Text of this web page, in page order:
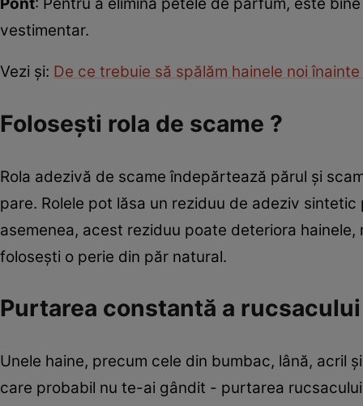
vestimentar.
Vezi și: De ce trebuie să spălăm hainele noi
Folosești rola de scame ?
Rola adezivă de scame îndepărtează părul și
pare. Rolele pot lăsa un reziduu de adeziv
asemenea, acest reziduu poate deteriora
folosești o perie din păr natural.
Purtarea constantă a rucsacului
Unele haine, precum cele din bumbac, lână, acril
care probabil nu te-ai gândit - purtarea